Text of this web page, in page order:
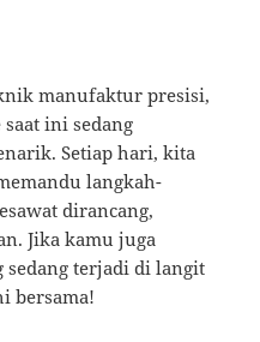
manufaktur presisi,
ini sedang
Setiap hari, kita
langkah-
dirancang,
Jika kamu juga
sedang terjadi di langit
bersama!